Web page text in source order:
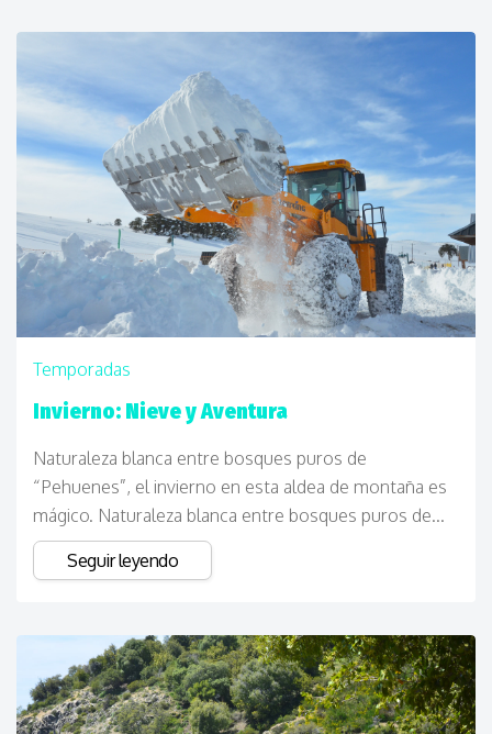
Temporadas
Invierno: Nieve y Aventura
Naturaleza blanca entre bosques puros de
“Pehuenes”, el invierno en esta aldea de montaña es
mágico. Naturaleza blanca entre bosques puros de...
Seguir leyendo